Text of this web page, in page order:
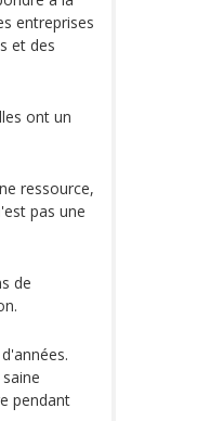
entreprises
et des
ont un
ressource,
pas une
de
pendant